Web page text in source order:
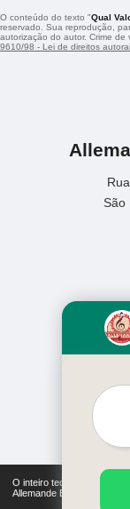
O conteúdo do texto "Qual
reservado. Sua reprodução,
autorização do autor. Crime
9610/98 - Lei de direitos
São
O inteiro teor deste site
Allemande Escola de